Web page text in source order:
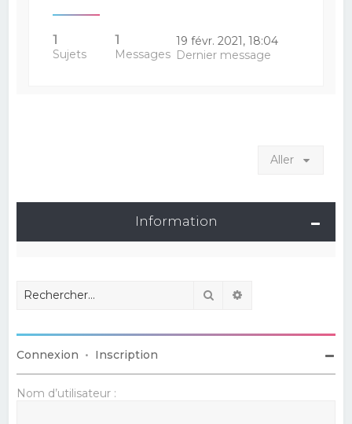
1
Sujets
1
Messages
19 févr. 2021, 18:04
Dernier message
Aller
Information
Rechercher
Connexion • Inscription
Nom d’utilisateur :